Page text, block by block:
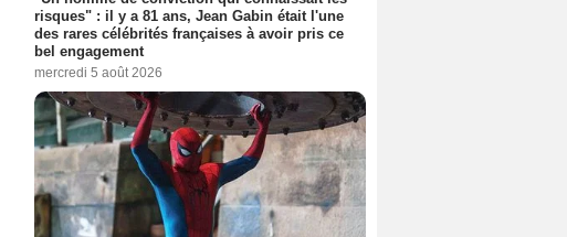
risques" : il y a 81 ans, Jean Gabin était l'une
des rares célébrités françaises à avoir pris ce
bel engagement
mercredi 5 août 2026